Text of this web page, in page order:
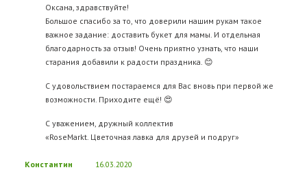
Оксана, здравствуйте!
Большое спасибо за то, что доверили нашим рукам такое
важное задание: доставить букет для мамы. И отдельная
благодарность за отзыв! Очень приятно узнать, что наши
старания добавили к радости праздника. 😊
С удовольствием постараемся для Вас вновь при первой же
возможности. Приходите ещё! 😍
С уважением, дружный коллектив
«RoseMarkt. Цветочная лавка для друзей и подруг»
Константин
16.03.2020